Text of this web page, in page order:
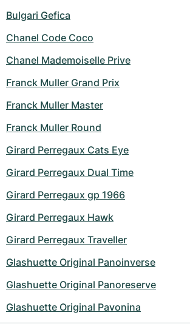
Bulgari Gefica
Chanel Code Coco
Chanel Mademoiselle Prive
Franck Muller Grand Prix
Franck Muller Master
Franck Muller Round
Girard Perregaux Cats Eye
Girard Perregaux Dual Time
Girard Perregaux gp 1966
Girard Perregaux Hawk
Girard Perregaux Traveller
Glashuette Original Panoinverse
Glashuette Original Panoreserve
Glashuette Original Pavonina